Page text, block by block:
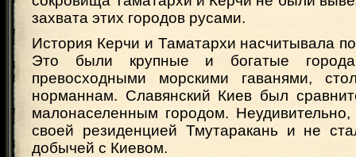
захвата этих городов русами.
История Керчи и Таматархи насчитывала
Это были крупные и богатые города,
превосходными морскими гаванями,
норманнам. Славянский Киев был
малонаселенным городом.
своей резиденцией Тмутаракань и не
добычей с Киевом.